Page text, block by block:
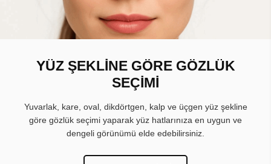
YÜZ ŞEKLİNE GÖRE GÖZLÜK
SEÇİMİ
Yuvarlak, kare, oval, dikdörtgen, kalp ve üçgen yüz şekline
göre gözlük seçimi yaparak yüz hatlarınıza en uygun ve
dengeli görünümü elde edebilirsiniz.